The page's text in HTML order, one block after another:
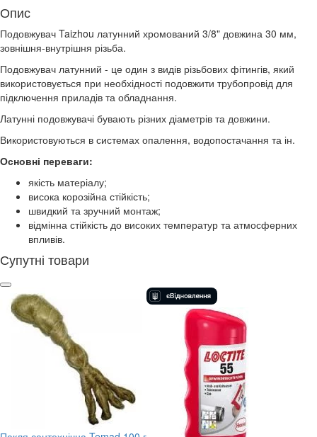
Опис
Подовжувач Taizhou латунний хромований 3/8" довжина 30 мм,
зовнішня-внутрішня різьба.
Подовжувач латунний - це один з видів різьбових фітингів, який
використовується при необхідності подовжити трубопровід для
підключення приладів та обладнання.
Латунні подовжувачі бувають різних діаметрів та довжини.
Використовуються в системах опалення, водопостачання та ін.
Основні переваги:
якість матеріалу;
висока корозійна стійкість;
швидкий та зручний монтаж;
відмінна стійкість до високих температур та атмосферних
впливів.
Супутні товари